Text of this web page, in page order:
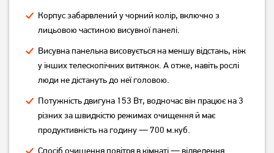
Витяжка пласка Artel Art-
0960 Punto Black
Немає в наявності
0960 PUNTO GREY
3 389грн
3 209грн
Корпус забарвлений у чорний колір, включно з
лицьовою частиною висувної панелі.
Висувна панелька висовується на меншу відстань, ніж
у інших телескопічних витяжок. А отже, навіть рослі
люди не дістануть до неї головою.
Потужність двигуна 153 Вт, водночас він працює на 3
різних за швидкістю режимах очищення й має
продуктивність на годину — 700 м.куб.
Спосіб очищення повітря в кімнаті — відведення.